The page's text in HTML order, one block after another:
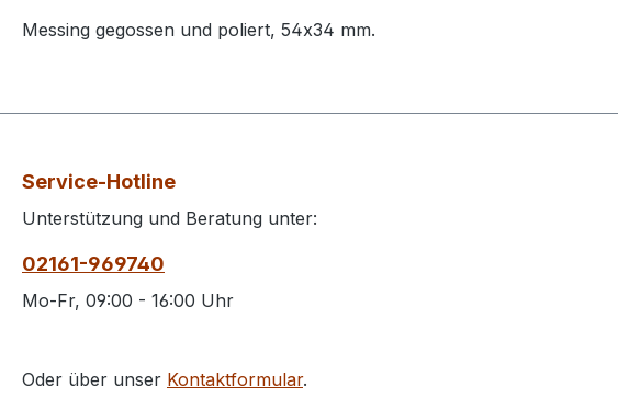
Messing gegossen und poliert, 54x34 mm.
Service-Hotline
Unterstützung und Beratung unter:
02161-969740
Mo-Fr, 09:00 - 16:00 Uhr
Oder über unser Kontaktformular.